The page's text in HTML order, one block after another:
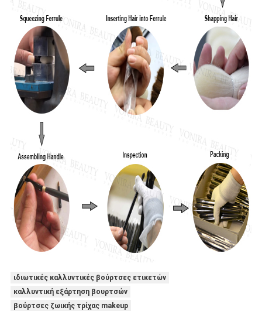
ιδιωτικές καλλυντικές βούρτσες ετικετών
καλλυντική εξάρτηση βουρτσών
βούρτσες ζωικής τρίχας makeup